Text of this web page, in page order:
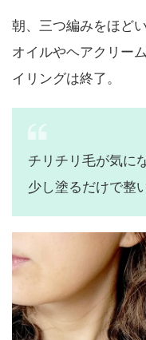
朝、三つ編みをほど
オイルやヘアクリー
イリングは終了。
チリチリ毛が気に
少し塗るだけで整